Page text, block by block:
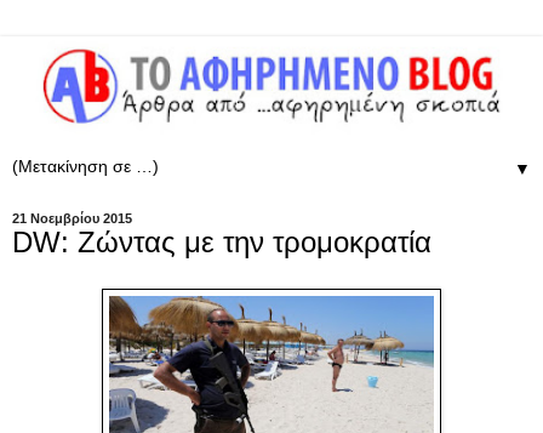
▼
21 Νοεμβρίου 2015
DW: Ζώντας με την τρομοκρατία